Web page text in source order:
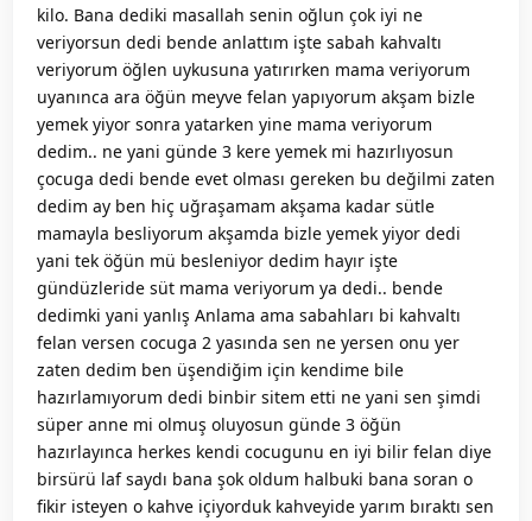
kilo. Bana dediki masallah senin oğlun çok iyi ne
veriyorsun dedi bende anlattım işte sabah kahvaltı
veriyorum öğlen uykusuna yatırırken mama veriyorum
uyanınca ara öğün meyve felan yapıyorum akşam bizle
yemek yiyor sonra yatarken yine mama veriyorum
dedim.. ne yani günde 3 kere yemek mi hazırlıyosun
çocuga dedi bende evet olması gereken bu değilmi zaten
dedim ay ben hiç uğraşamam akşama kadar sütle
mamayla besliyorum akşamda bizle yemek yiyor dedi
yani tek öğün mü besleniyor dedim hayır işte
gündüzleride süt mama veriyorum ya dedi.. bende
dedimki yani yanlış Anlama ama sabahları bi kahvaltı
felan versen cocuga 2 yasında sen ne yersen onu yer
zaten dedim ben üşendiğim için kendime bile
hazırlamıyorum dedi binbir sitem etti ne yani sen şimdi
süper anne mi olmuş oluyosun günde 3 öğün
hazırlayınca herkes kendi cocugunu en iyi bilir felan diye
birsürü laf saydı bana şok oldum halbuki bana soran o
fikir isteyen o kahve içiyorduk kahveyide yarım bıraktı sen